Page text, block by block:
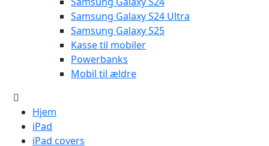
Samsung Galaxy S24 Ultra
Samsung Galaxy S25
Kasse til mobiler
Powerbanks
Mobil til ældre
Hjem
iPad
iPad covers